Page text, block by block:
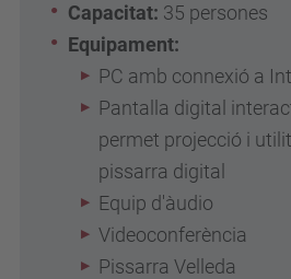
Capacitat: 35 persones
Equipament:
PC amb connexió a
Pantalla digital
permet projecció i
pissarra digital
Equip d'àudio
Videoconferència
Pissarra Velleda